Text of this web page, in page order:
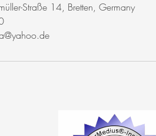
Straße 14, Bretten, Germany